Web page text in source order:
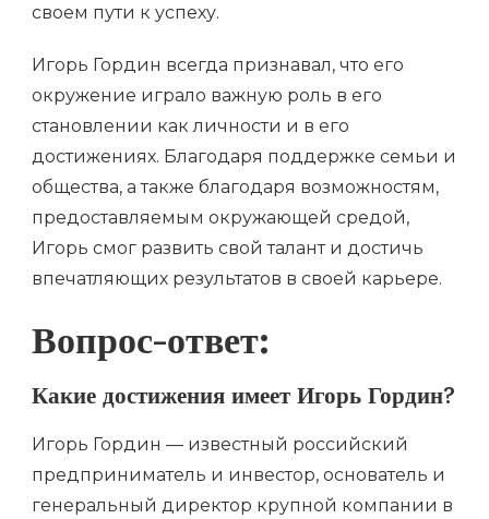
своем пути к успеху.
Игорь Гордин всегда признавал, что его
окружение играло важную роль в его
становлении как личности и в его
достижениях. Благодаря поддержке семьи и
общества, а также благодаря возможностям,
предоставляемым окружающей средой,
Игорь смог развить свой талант и достичь
впечатляющих результатов в своей карьере.
Вопрос-ответ:
Какие достижения имеет Игорь Гордин?
Игорь Гордин — известный российский
предприниматель и инвестор, основатель и
генеральный директор крупной компании в